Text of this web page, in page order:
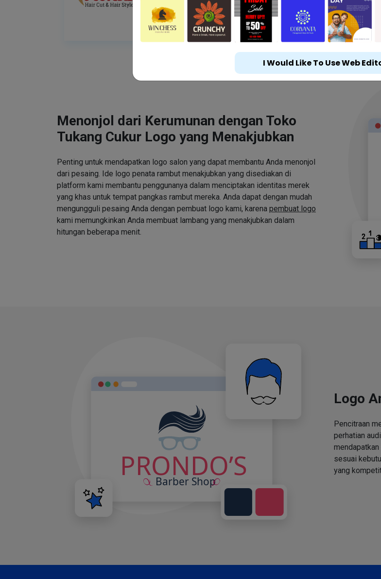
Menonjol dari Kerumunan dengan Toko
Tukang Cukur Logo yang Menakjubkan
Penting untuk mendapatkan logo salon yang dapat membantu Anda menonjol
dari pesaing. Ide logo penata rambut menakjubkan yang disediakan di
platform kami membantu penggunanya dalam menciptakan identitas merek
yang khas untuk tempat pangkas rambut mereka. Anda dapat dengan mudah
mengungguli pesaing Anda dengan pembuat logo kami, karena pembuat logo
kami memungkinkan Anda membuat lambang yang menakjubkan dalam
hitungan beberapa menit.
Logo
Pencitraan
perhatian
sesuai
yang
I Would Like To Use Web